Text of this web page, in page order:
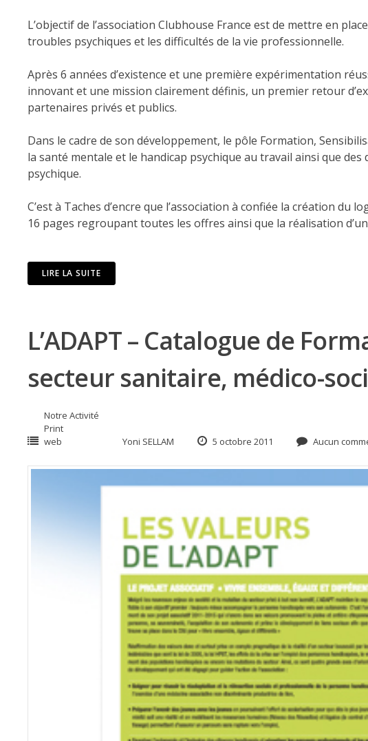
L’objectif de l’association Clubhouse France est de mettre en
troubles psychiques et les difficultés de la vie professionnelle.
Après 6 années d’existence et une première expérimentation
innovant et une mission clairement définis, un premier retour
partenaires privés et publics.
Dans le cadre de son développement, le pôle Formation,
la santé mentale et le handicap psychique au travail ainsi que
psychique.
C’est à Taches d’encre que l’association à confiée la création
16 pages regroupant toutes les offres ainsi que la réalisation d’
LIRE LA SUITE
L’ADAPT – Catalogue de
secteur sanitaire, médico-
Notre Activité
Print
web
Yoni SELLAM 5 octobre 2011 Aucun